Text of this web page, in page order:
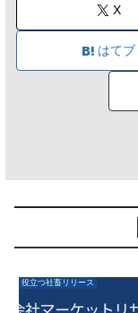
X
はてブ
役立つ社畜リリース